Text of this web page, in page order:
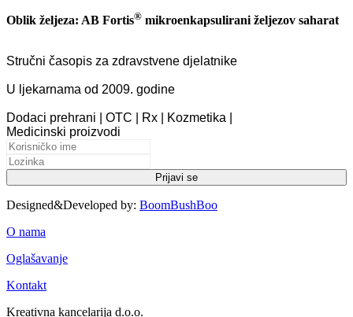
Oblik željeza: AB Fortis® mikroenkapsulirani željezov saharat
Stručni časopis za zdravstvene djelatnike
U ljekarnama od 2009. godine
Dodaci prehrani | OTC | Rx | Kozmetika |
Medicinski proizvodi
Designed&Developed by: BoomBushBoo
O nama
Oglašavanje
Kontakt
Kreativna kancelarija d.o.o.